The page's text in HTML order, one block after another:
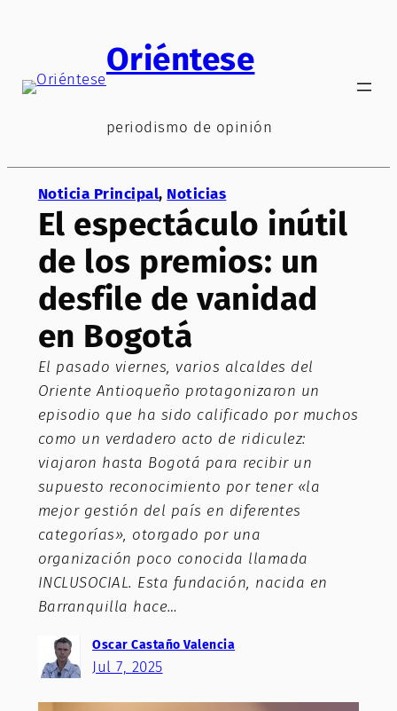
Oriéntese
periodismo de opinión
Noticia Principal, Noticias
El espectáculo inútil
de los premios: un
desfile de vanidad
en Bogotá
El pasado viernes, varios alcaldes del
Oriente Antioqueño protagonizaron un
episodio que ha sido calificado por muchos
como un verdadero acto de ridiculez:
viajaron hasta Bogotá para recibir un
supuesto reconocimiento por tener «la
mejor gestión del país en diferentes
categorías», otorgado por una
organización poco conocida llamada
INCLUSOCIAL. Esta fundación, nacida en
Barranquilla hace…
Oscar Castaño Valencia
Jul 7, 2025